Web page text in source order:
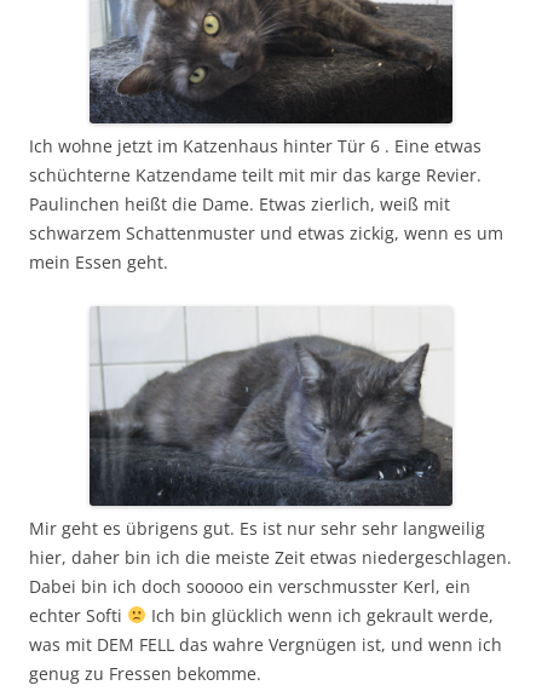
Ich wohne jetzt im Katzenhaus hinter Tür 6 . Eine etwas
schüchterne Katzendame teilt mit mir das karge Revier.
Paulinchen heißt die Dame. Etwas zierlich, weiß mit
schwarzem Schattenmuster und etwas zickig, wenn es um
mein Essen geht.
Mir geht es übrigens gut. Es ist nur sehr sehr langweilig
hier, daher bin ich die meiste Zeit etwas niedergeschlagen.
Dabei bin ich doch sooooo ein verschmusster Kerl, ein
echter Softi
Ich bin glücklich wenn ich gekrault werde,
was mit DEM FELL das wahre Vergnügen ist, und wenn ich
genug zu Fressen bekomme.